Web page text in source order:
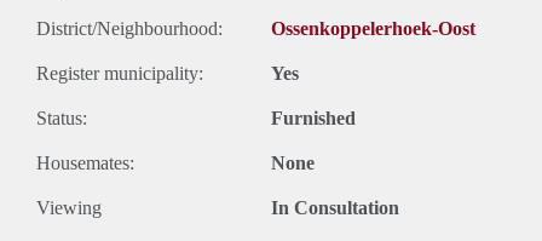
District/Neighbourhood: Ossenkoppelerhoek-Oost
Register municipality: Yes
Status: Furnished
Housemates: None
Viewing In Consultation